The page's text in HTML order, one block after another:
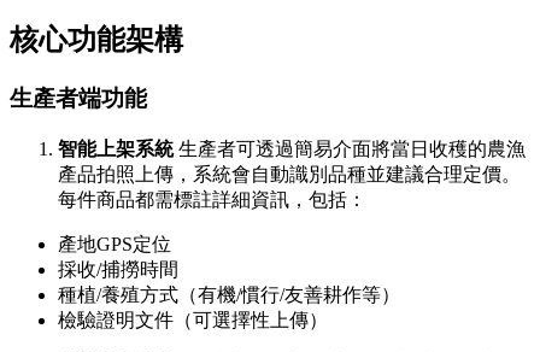
核心功能架構
生產者端功能
智能上架系統生產者可透過簡易介面將當日收穫的農漁
產品拍照上傳，系統會自動識別品種並建議合理定價。
每件商品都需標註詳細資訊，包括：
產地GPS定位
採收/捕撈時間
種植/養殖方式（有機/慣行/友善耕作等）
檢驗證明文件（可選擇性上傳）